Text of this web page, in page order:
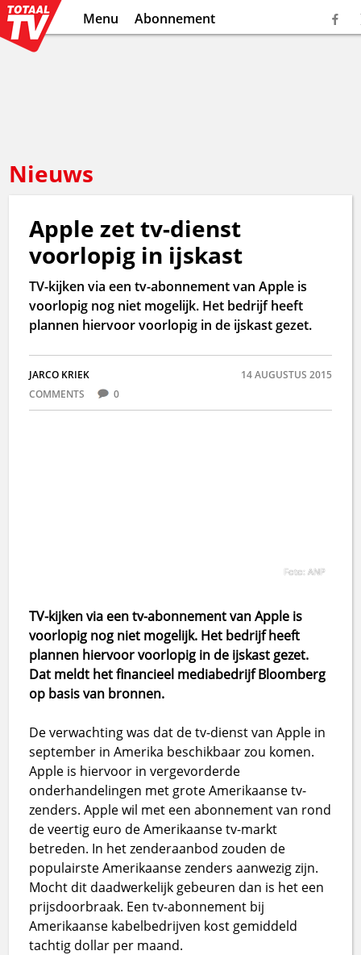
Menu Abonnement
Nieuws
Apple zet tv-dienst
voorlopig in ijskast
TV-kijken via een tv-abonnement van Apple is
voorlopig nog niet mogelijk. Het bedrijf heeft
plannen hiervoor voorlopig in de ijskast gezet.
JARCO KRIEK
14 AUGUSTUS 2015
COMMENTS
0
Foto: ANP
TV-kijken via een tv-abonnement van Apple is
voorlopig nog niet mogelijk. Het bedrijf heeft
plannen hiervoor voorlopig in de ijskast gezet.
Dat meldt het financieel mediabedrijf Bloomberg
op basis van bronnen.
De verwachting was dat de tv-dienst van Apple in
september in Amerika beschikbaar zou komen.
Apple is hiervoor in vergevorderde
onderhandelingen met grote Amerikaanse tv-
zenders. Apple wil met een abonnement van rond
de veertig euro de Amerikaanse tv-markt
betreden. In het zenderaanbod zouden de
populairste Amerikaanse zenders aanwezig zijn.
Mocht dit daadwerkelijk gebeuren dan is het een
prijsdoorbraak. Een tv-abonnement bij
Amerikaanse kabelbedrijven kost gemiddeld
tachtig dollar per maand.